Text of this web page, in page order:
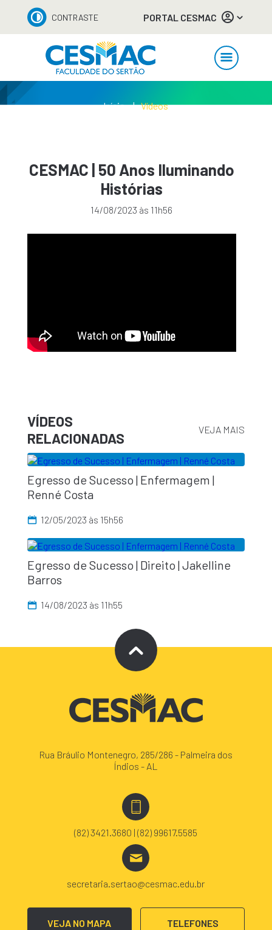
CONTRASTE PORTAL CESMAC
Início Vídeos
CESMAC | 50 Anos Iluminando
Histórias
14/08/2023 às 11h56
VÍDEOS
RELACIONADAS
VEJA MAIS
Egresso de Sucesso | Enfermagem |
Renné Costa
12/05/2023 às 15h56
Egresso de Sucesso | Direito | Jakelline
Barros
14/08/2023 às 11h55
Rua Bráulio Montenegro, 285/286 - Palmeira dos
Índios - AL
(82) 3421.3680 | (82) 99617.5585
secretaria.sertao@cesmac.edu.br
VEJA NO MAPA TELEFONES